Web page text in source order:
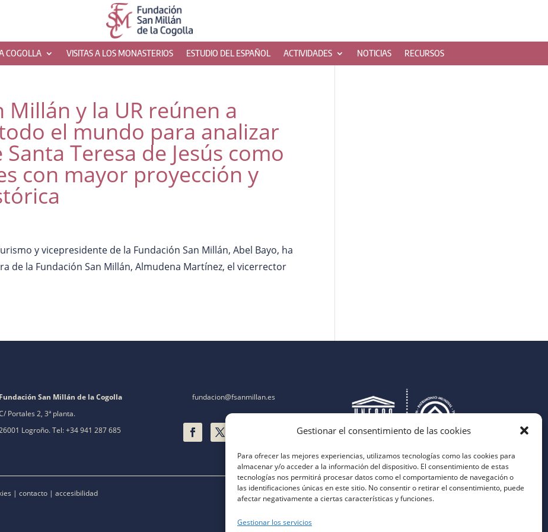
Gestionar el consentimiento de las cookies
Para ofrecer las mejores experiencias, utilizamos tecnologías como las cookies para
almacenar y/o acceder a la información del dispositivo. El consentimiento de estas
tecnologías nos permitirá procesar datos como el comportamiento de navegación o
las identificaciones únicas en este sitio. No consentir o retirar el consentimiento, puede
afectar negativamente a ciertas características y funciones.
Gestionar los servicios
COGOLLA VISITAS A LOS MONASTERIOS ESTUDIO DEL ESPAÑOL ACTIVIDADES NOTICIAS RECURSOS
Millán y la UR reúnen a
el mundo para analizar
Teresa de Jesús como
con mayor proyección y
y vicepresidente de la Fundación San Millán, Abel Bayo, ha
de la Fundación San Millán, Almudena Martínez, el vicerrector
Fundación San Millán de la Cogolla
Portales 2, 3ª planta.
Logroño. Tel: +34 941 287 685
fundacion@fsanmillan.es
|contacto |accesibilidad